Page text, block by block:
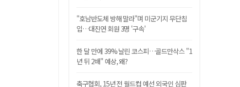
"호남반도체 방해 말라"며 미군기지 무단침
입…대진연 회원 3명 '구속'
한 달 만에 39% 날린 코스피…골드만삭스 "1
년 뒤 2배" 예상, 왜?
축구협회, 15년 전 월드컵 예선 외국인 심판